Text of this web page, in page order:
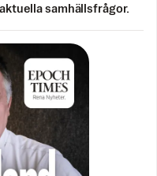
samhällsfrågor.